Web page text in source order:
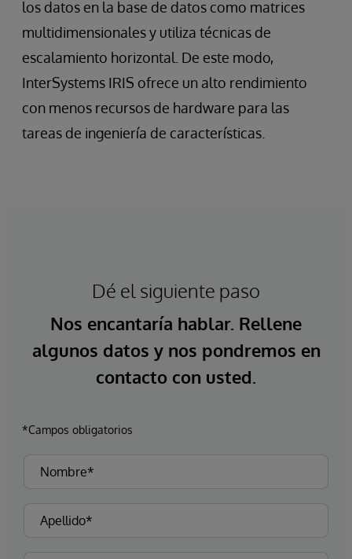
los datos en la base de datos como matrices
multidimensionales y utiliza técnicas de
escalamiento horizontal. De este modo,
InterSystems IRIS ofrece un alto rendimiento
con menos recursos de hardware para las
tareas de ingeniería de características.
Dé el siguiente paso
Nos encantaría hablar. Rellene
algunos datos y nos pondremos en
contacto con usted.
*Campos obligatorios